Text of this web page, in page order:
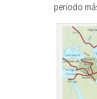
periodo